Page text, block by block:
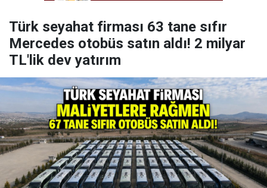
Türk seyahat firması 63 tane sıfır
Mercedes otobüs satın aldı! 2 milyar
TL'lik dev yatırım